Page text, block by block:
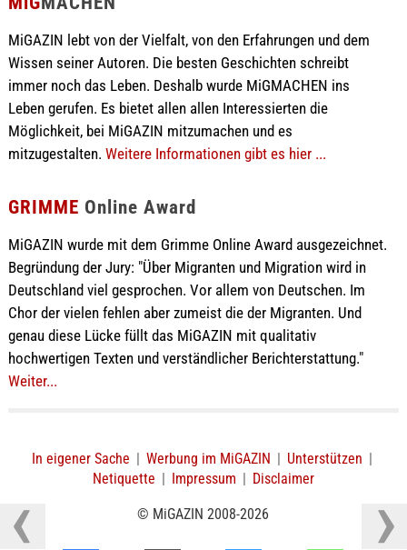
MiGAZIN lebt von der Vielfalt, von den Erfahrungen und dem
Wissen seiner Autoren. Die besten Geschichten schreibt
immer noch das Leben. Deshalb wurde MiGMACHEN ins
Leben gerufen. Es bietet allen allen Interessierten die
Möglichkeit, bei MiGAZIN mitzumachen und es
mitzugestalten. Weitere Informationen gibt es hier ...
GRIMME Online Award
MiGAZIN wurde mit dem Grimme Online Award ausgezeichnet.
Begründung der Jury: "Über Migranten und Migration wird in
Deutschland viel gesprochen. Vor allem von Deutschen. Im
Chor der vielen fehlen aber zumeist die der Migranten. Und
genau diese Lücke füllt das MiGAZIN mit qualitativ
hochwertigen Texten und verständlicher Berichterstattung."
Weiter...
In eigener Sache | Werbung im MiGAZIN | Unterstützen |
Netiquette | Impressum | Disclaimer
© MiGAZIN 2008-2026